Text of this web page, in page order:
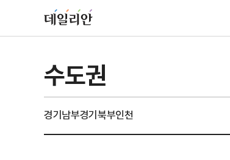
수도권
경기남부경기북부인천